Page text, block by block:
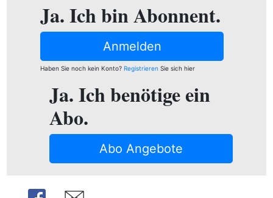
Ja. Ich bin Abonnent.
Anmelden
Haben Sie noch kein Konto? RegistrierenSie sich hier
Ja. Ich benötige ein
Abo.
Abo Angebote